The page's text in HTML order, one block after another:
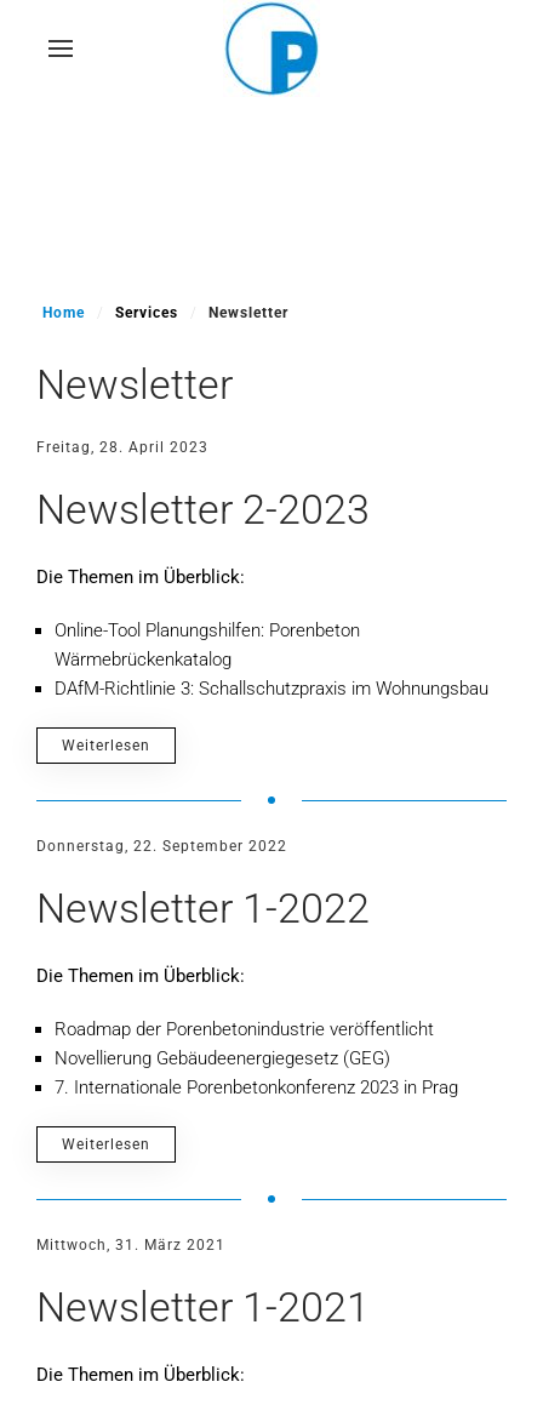
Skip
Home Services Newsletter
Newsletter
Freitag, 28. April 2023
Newsletter 2-2023
Die Themen im Überblick:
Online-Tool Planungshilfen: Porenbeton
Wärmebrückenkatalog
DAfM-Richtlinie 3: Schallschutzpraxis im Wohnungsbau
Weiterlesen
Donnerstag, 22. September 2022
Newsletter 1-2022
Die Themen im Überblick:
Roadmap der Porenbetonindustrie veröffentlicht
Novellierung Gebäudeenergiegesetz (GEG)
7. Internationale Porenbetonkonferenz 2023 in Prag
Weiterlesen
Mittwoch, 31. März 2021
Newsletter 1-2021
Die Themen im Überblick: